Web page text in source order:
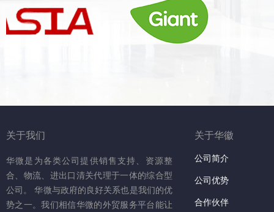
公司简介
公司优势
合作伙伴
关于华徽
华微是为各类公司提供销售支持、资源整
合、物流、进出口清关代理于一体的综合型
公司。 华微与政府的良好关系也是我们的优
势之一。我们相信华微的外贸服务平台能让
关于我们